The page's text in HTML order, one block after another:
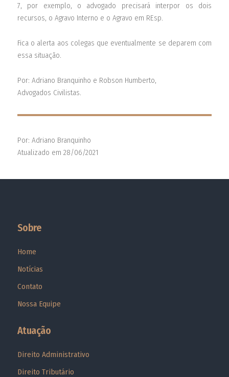
7, por exemplo, o advogado precisará interpor os dois
recursos, o Agravo Interno e o Agravo em REsp.
Fica o alerta aos colegas que eventualmente se deparem com
essa situação.
Por: Adriano Branquinho e Robson Humberto,
Advogados Civilistas.
Por: Adriano Branquinho
Atualizado em 28/06/2021
Sobre
Home
Notícias
Contato
Nossa Equipe
Atuação
Direito Administrativo
Direito Tributário